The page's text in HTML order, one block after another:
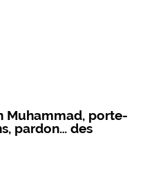
Muhammad, porte-
pardon… des